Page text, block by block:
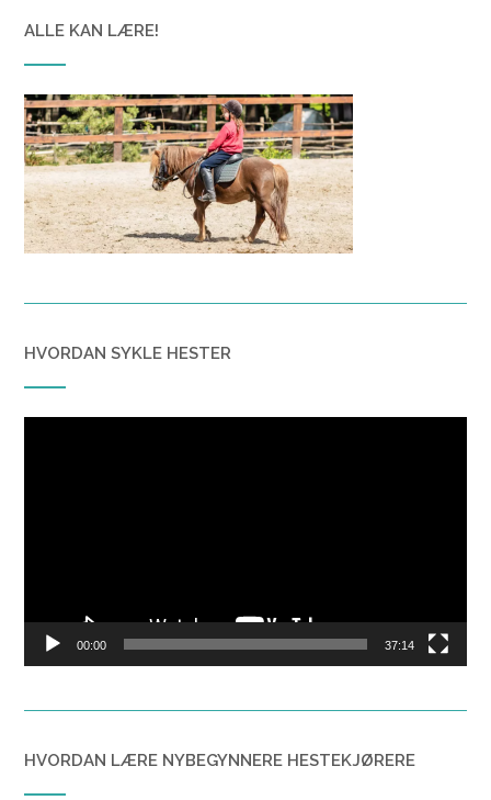
ALLE KAN LÆRE!
HVORDAN SYKLE HESTER
00:00 37:14
HVORDAN LÆRE NYBEGYNNERE HESTEKJØRERE